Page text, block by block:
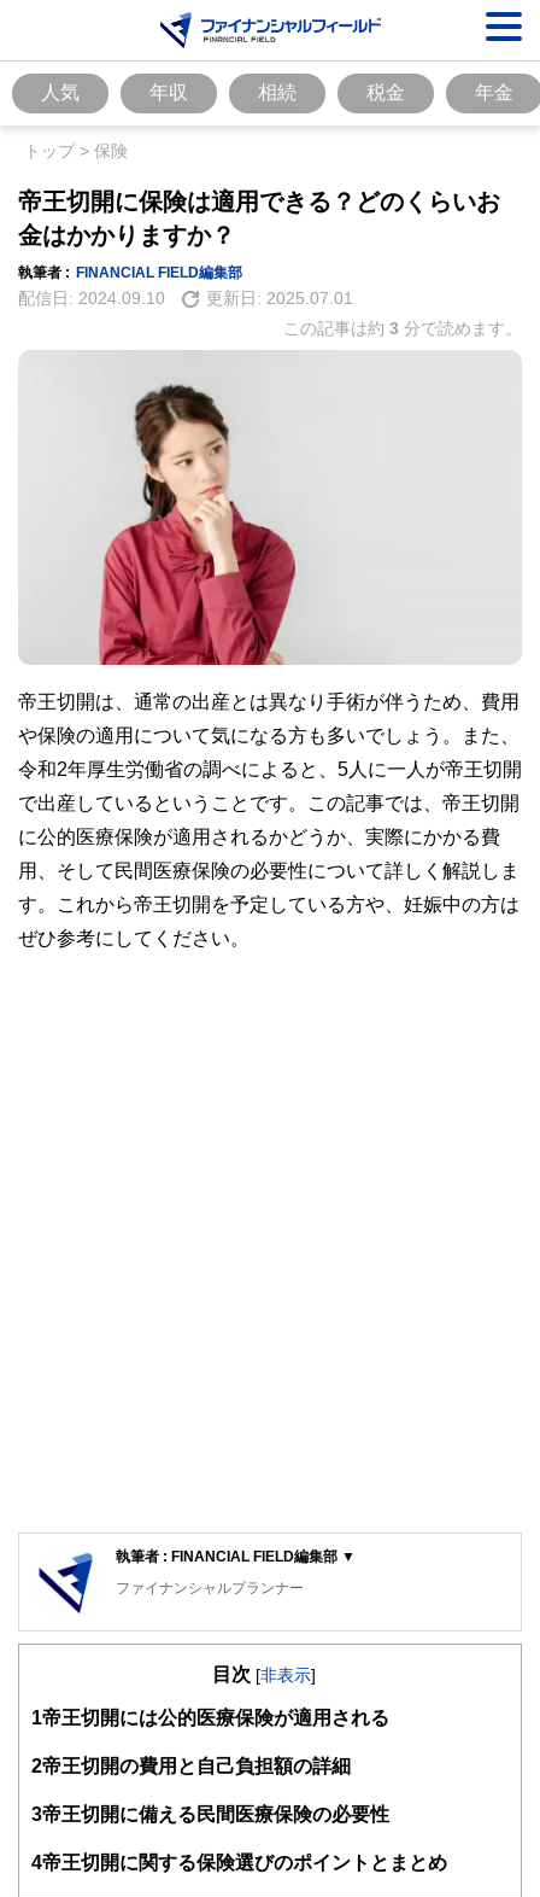
人気 年収 相続 税金 年金
トップ> 保険
帝王切開に保険は適用できる？どのくらいお
金はかかりますか？
執筆者 : FINANCIAL FIELD編集部
配信日: 2024.09.10 更新日: 2025.07.01
この記事は約 3 分で読めます。
帝王切開は、通常の出産とは異なり手術が伴うため、費用
や保険の適用について気になる方も多いでしょう。また、
令和2年厚生労働省の調べによると、5人に一人が帝王切開
で出産しているということです。この記事では、帝王切開
に公的医療保険が適用されるかどうか、実際にかかる費
用、そして民間医療保険の必要性について詳しく解説しま
す。これから帝王切開を予定している方や、妊娠中の方は
ぜひ参考にしてください。
執筆者 : FINANCIAL FIELD編集部 ▼
ファイナンシャルプランナー
FinancialField編集部は、金融、経済に関する記事を、日々
知識がない方でも理解できるようわかりやすく発信していま
得者を中心に「お金や暮らし」に関する書籍・雑誌の編集経
験者で構成され、企画立案から記事掲載まですべての工程に
護士、税理士、宅地建物取引士、相続診断士、住宅ローンア
目次 [非表示]
1 帝王切開には公的医療保険が適用される
2帝王切開の費用と自己負担額の詳細
3帝王切開に備える民間医療保険の必要性
4帝王切開に関する保険選びのポイントとまとめ